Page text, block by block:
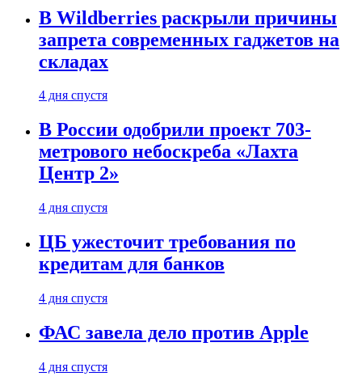
В Wildberries раскрыли причины
запрета современных гаджетов на
складах
4 дня спустя
В России одобрили проект 703-
метрового небоскреба «Лахта
Центр 2»
4 дня спустя
ЦБ ужесточит требования по
кредитам для банков
4 дня спустя
ФАС завела дело против Apple
4 дня спустя